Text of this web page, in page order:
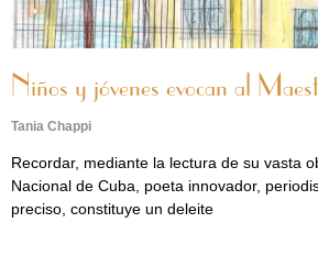
Niños y jóvenes evocan al
Tania Chappi
Recordar, mediante la lectura de su vasta
Nacional de Cuba, poeta innovador,
preciso, constituye un deleite